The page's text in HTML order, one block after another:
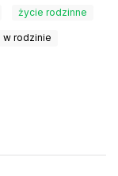
życie rodzinne
w rodzinie